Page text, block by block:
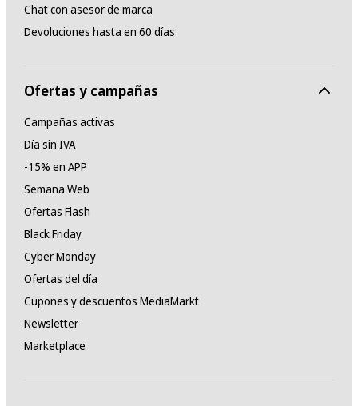
Chat con asesor de marca
Devoluciones hasta en 60 días
Ofertas y campañas
Campañas activas
Día sin IVA
-15% en APP
Semana Web
Ofertas Flash
Black Friday
Cyber Monday
Ofertas del día
Cupones y descuentos MediaMarkt
Newsletter
Marketplace